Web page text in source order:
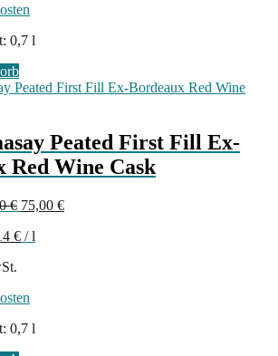
0,7 l
Peated First Fill Ex-
Red Wine Cask
€ Ursprünglicher
war:
75,00 €Aktueller
€ /l
0,7 l